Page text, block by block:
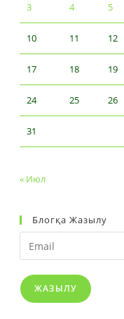
3 4 5
10 11 12
17 18 19
24 25 26
31
« Июл
Блогқа Жазылу
Email
ЖАЗЫЛУ